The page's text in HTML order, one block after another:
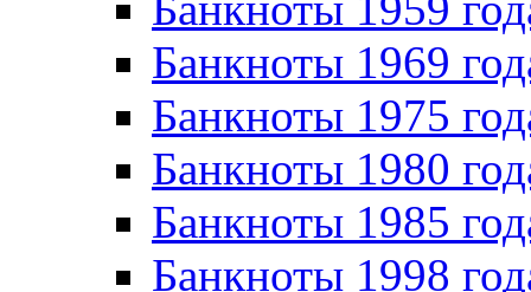
Банкноты 1969
Банкноты 1975
Банкноты 1980
Банкноты 1985
Банкноты 1998